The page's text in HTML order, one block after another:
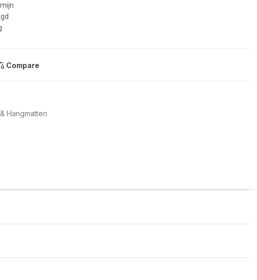
Compare
Hangmatten